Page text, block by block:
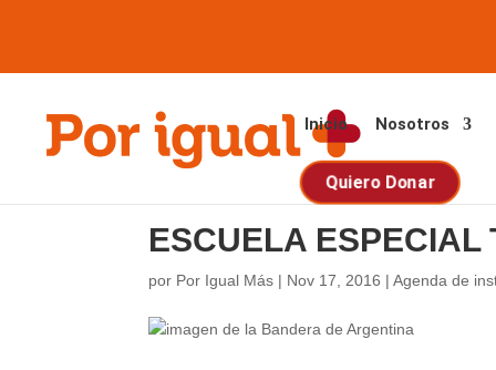
Inicio Nosotros
Quiero Donar
ESCUELA ESPECIAL
por Por Igual Más | Nov 17, 2016 |Agenda de